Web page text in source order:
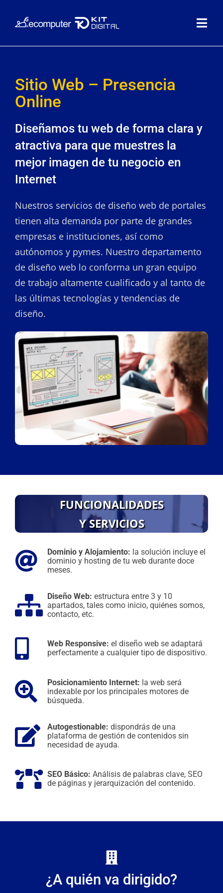
SOLUCIONES DIGITALES
CONTÁCTANOS
Sitio Web – Presencia
Online
Diseñamos tu web de forma clara y
atractiva para que muestres la
mejor imagen de tu negocio en
Internet
Nuestros servicios de diseño web de portales
tienen alta demanda por parte de grandes
empresas e instituciones, así como
autónomos y pymes. Nuestro departamento
de diseño web lo conforma un gran equipo
de trabajo altamente cualificado y al tanto de
las últimas tecnologías y tendencias de
diseño.
FUNCIONALIDADES
Y SERVICIOS
Dominio y Alojamiento: la solución incluye el
dominio y hosting de tu web durante doce
meses.
Diseño Web: estructura entre 3 y 10
apartados, tales como inicio, quiénes somos,
contacto, etc.
Web Responsive: el diseño web se adaptará
perfectamente a cualquier tipo de dispositivo.
Posicionamiento Internet: la web será
indexable por los principales motores de
búsqueda.
Autogestionable: dispondrás de una
plataforma de gestión de contenidos sin
necesidad de ayuda.
SEO Básico: Análisis de palabras clave, SEO
de páginas y jerarquización del contenido.
¿A quién va dirigido?